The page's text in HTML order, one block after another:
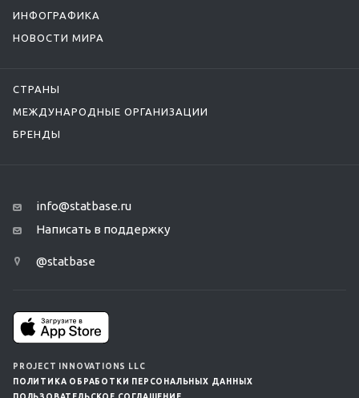
ИНФОГРАФИКА
НОВОСТИ МИРА
СТРАНЫ
МЕЖДУНАРОДНЫЕ ОРГАНИЗАЦИИ
БРЕНДЫ
info@statbase.ru
Написать в поддержку
@statbase
PROJECT INNOVATIONS LLC
ПОЛИТИКА ОБРАБОТКИ ПЕРСОНАЛЬНЫХ ДАННЫХ